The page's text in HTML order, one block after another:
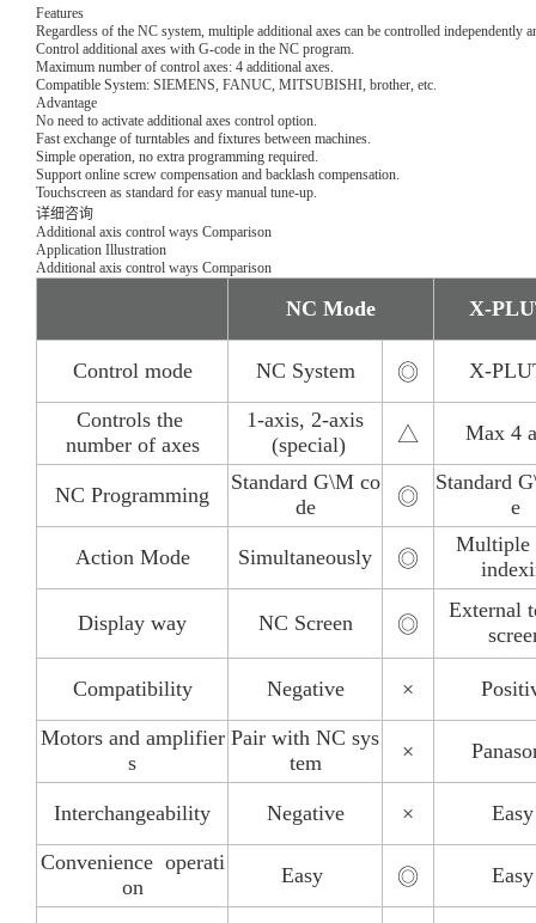
Features
Regardless of the NC system, multiple additional axes can be controlled independently
Control additional axes with G-code in the NC program.
Maximum number of control axes: 4 additional axes.
Compatible System: SIEMENS, FANUC, MITSUBISHI, brother, etc.
Advantage
No need to activate additional axes control option.
Fast exchange of turntables and fixtures between machines.
Simple operation, no extra programming required.
Support online screw compensation and backlash compensation.
Touchscreen as standard for easy manual tune-up.
详细咨询
Additional axis control ways Comparison
Application Illustration
Additional axis control ways Comparison
NC Mode X-
Control mode NC System ◎ X-
Controls the
number of axes
1-axis, 2-axis
(special)
△ Max 4
NC Programming
Standard G\M co
de
◎
Standard
e
Action Mode Simultaneously ◎
Multiple
Display way NC Screen ◎
External
Compatibility Negative ×
Motors and amplifier
s
Pair with NC sys
tem
×
Interchangeability Negative ×
Convenience operati
on
Easy ◎